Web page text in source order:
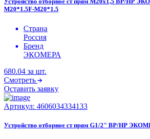
M20*1.5F-M20*1.5
Страна
Россия
Бренд
ЭКОМЕРА
680.04 за шт.
Смотреть
Оставить заявку
Артикул: 4606034334133
Устройство отборное ст прям G1/2" ВР/НР